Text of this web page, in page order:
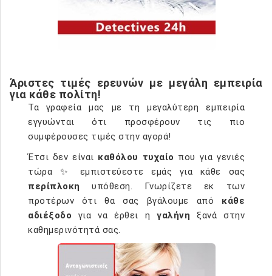
Άριστες τιμές ερευνών με μεγάλη εμπειρία
για κάθε πολίτη!
Τα γραφεία μας με τη μεγαλύτερη εμπειρία
εγγυώνται ότι προσφέρουν τις πιο
συμφέρουσες τιμές στην αγορά!
Έτσι δεν είναι καθόλου τυχαίο που για γενιές
τώρα ✨ εμπιστεύεστε εμάς για κάθε σας
περίπλοκη υπόθεση. Γνωρίζετε εκ των
προτέρων ότι θα σας βγάλουμε από κάθε
αδιέξοδο για να έρθει ηγαλήνη ξανά στην
καθημερινότητά σας.